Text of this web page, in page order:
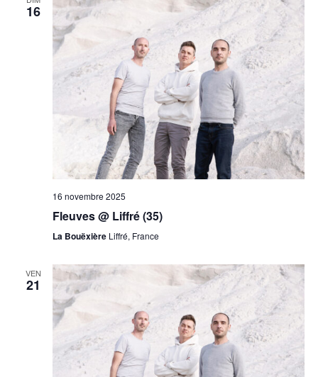
16
16 novembre 2025
Fleuves @ Liffré (35)
La Bouëxière Liffré, France
VEN
21